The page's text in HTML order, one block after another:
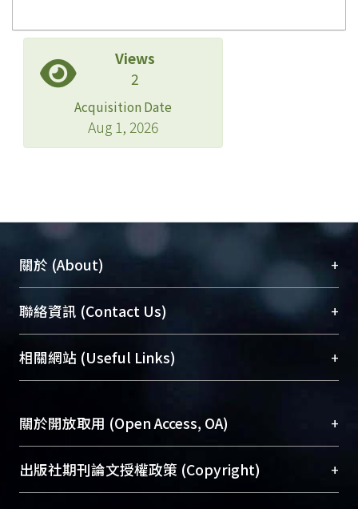
Views
2
Acquisition Date
Aug 1, 2026
關於 (About) +
臺大位居世界頂尖大學之列，為永久珍藏及向國際
展現本校豐碩的研究成果及學術能量，圖書館整合
機構典藏（NTUR）與學術庫（AH）不同功能平
台，成為臺大學術典藏NTU scholars。期能整合研
成果。
To permanently archive and promote researcher
profiles and scholarly works, Library integrates the
services of “NTU Repository” with “Academic
聯絡資訊 (Contact Us) +
總館學科館員(Main Library)
醫學圖書館學科館員(Medical Library)
Sciences Library)
相關網站 (Useful Links) +
關於開放取用 (Open Access, OA) +
開放取用是從使用者角度提升資訊取用性的社會運
動，應用在學術研究上是透過將研究著作公開供使
出版社期刊論文授權政策 (Copyright) +